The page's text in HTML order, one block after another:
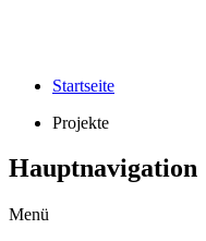
Startseite
Projekte
Hauptnavigation
Menü